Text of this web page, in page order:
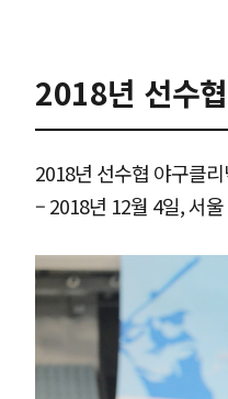
2018년 선수
2018년 선수협 야구클리
– 2018년 12월 4일, 서